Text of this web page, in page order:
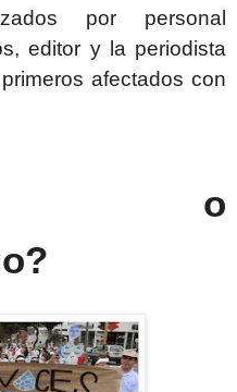
por personal
editor y la periodista
afectados con
o